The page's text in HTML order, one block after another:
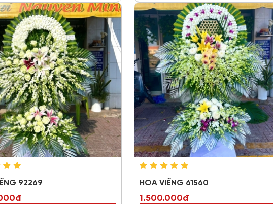
92269 HOA VIẾNG 61560
1.500.000đ